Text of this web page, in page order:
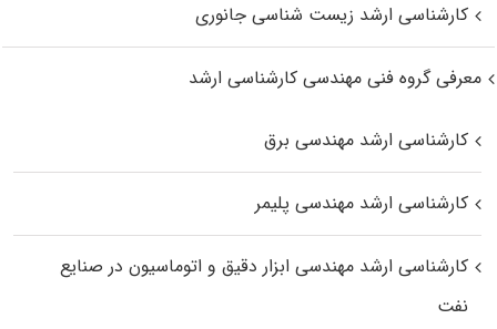
کارشناسی ارشد زیست‌ شناسی جانوری
معرفی گروه فنی مهندسی کارشناسی ارشد
کارشناسی ارشد مهندسی برق
کارشناسی ارشد مهندسی پلیمر
کارشناسی ارشد مهندسی ابزار دقیق و اتوماسیون در صنایع
نفت